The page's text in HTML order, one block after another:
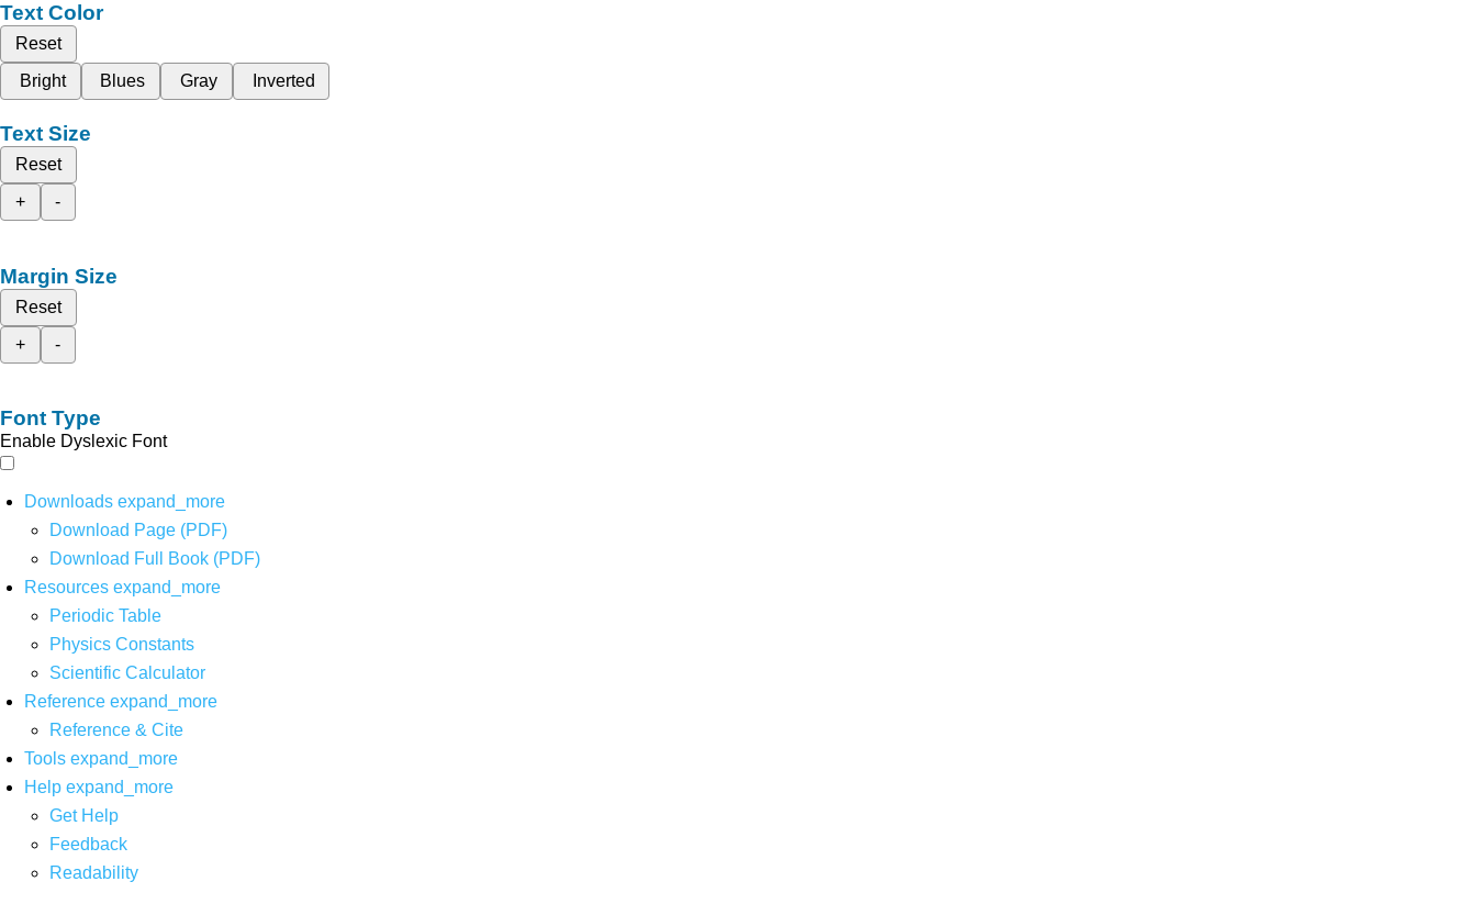
Text Color
Reset
Bright
Blues Gray Inverted
Text Size
Reset
+
-
Margin Size
Reset
+
-
Font Type
Enable Dyslexic Font
Downloads expand_more
Download Page (PDF)
Download Full Book (PDF)
Resources expand_more
Periodic Table
Physics Constants
Scientific Calculator
Reference expand_more
Reference & Cite
Tools expand_more
Help expand_more
Get Help
Feedback
Readability